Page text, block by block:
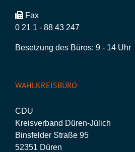
Fax
0 21 1 - 88 43 247
Besetzung des Büros: 9 - 14 Uhr
WAHLKREISBÜRO
CDU
Kreisverband Düren-Jülich
Binsfelder Straße 95
52351 Düren